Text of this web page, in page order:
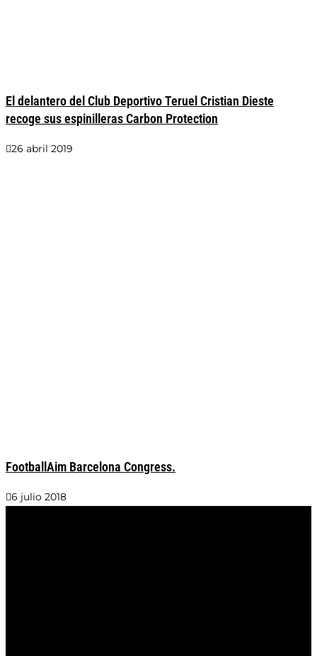
El delantero del Club Deportivo Teruel Cristian Dieste
recoge sus espinilleras Carbon Protection
26 abril 2019
FootballAim Barcelona Congress.
6 julio 2018